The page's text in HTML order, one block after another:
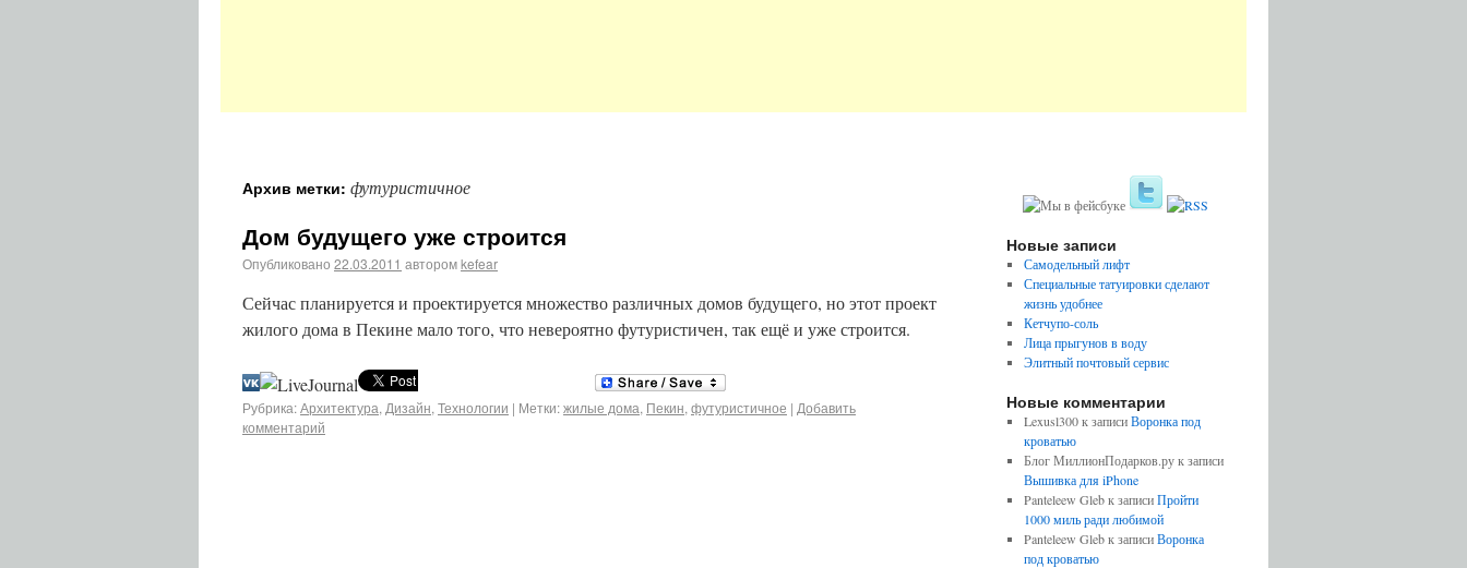
Архив метки: футуристичное
Дом будущего уже строится
Опубликовано 22.03.2011 авторомkefear
Сейчас планируется и проектируется множество различных домов будущего, но этот проект
жилого дома в Пекине мало того, что невероятно футуристичен, так ещё и уже строится.
Рубрика:Архитектура, Дизайн, Технологии | Метки:жилые дома, Пекин, футуристичное | Добавить
комментарий
Новые записи
Самодельный лифт
Специальные татуировки сделают
жизнь удобнее
Кетчупо-соль
Лица прыгунов в воду
Элитный почтовый сервис
Новые комментарии
Lexusl300 к записиВоронка под
кроватью
Блог МиллионПодарков.ру к записи
Вышивка для iPhone
Panteleew Gleb к записиПройти
1000 миль ради любимой
Panteleew Gleb к записиВоронка
под кроватью